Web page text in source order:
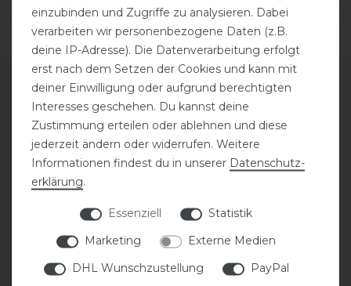
SERVICE
GRÖSSENTABELLE
BESTICKUNG
REPARATUR
einzubinden und Zugriffe zu analysieren. Dabei
verarbeiten wir personenbezogene Daten (z.B.
deine IP-Adresse). Die Datenverarbeitung erfolgt
erst nach dem Setzen der Cookies und kann mit
deiner Einwilligung oder aufgrund berechtigten
Interesses geschehen. Du kannst deine
Zustimmung erteilen oder ablehnen und diese
jederzeit ändern oder widerrufen. Weitere
Informationen findest du in unserer Daten­schutz­
erklärung.
Essenziell
Statistik
Marketing
Externe Medien
DHL Wunschzustellung
PayPal